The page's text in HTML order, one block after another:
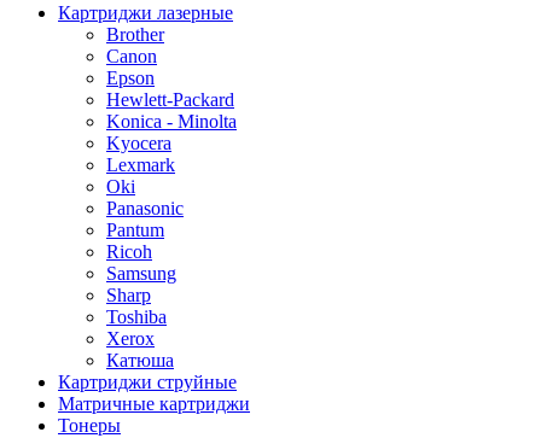
Картриджи лазерные
Brother
Canon
Epson
Hewlett-Packard
Konica - Minolta
Kyocera
Lexmark
Oki
Panasonic
Pantum
Ricoh
Samsung
Sharp
Toshiba
Xerox
Катюша
Картриджи струйные
Матричные картриджи
Тонеры